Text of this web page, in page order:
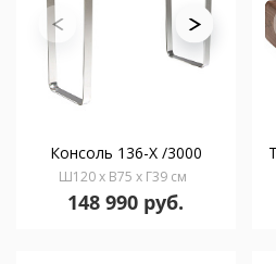
Консоль 136-X /3000
Ш120 x В75 x Г39 см
148 990 руб.